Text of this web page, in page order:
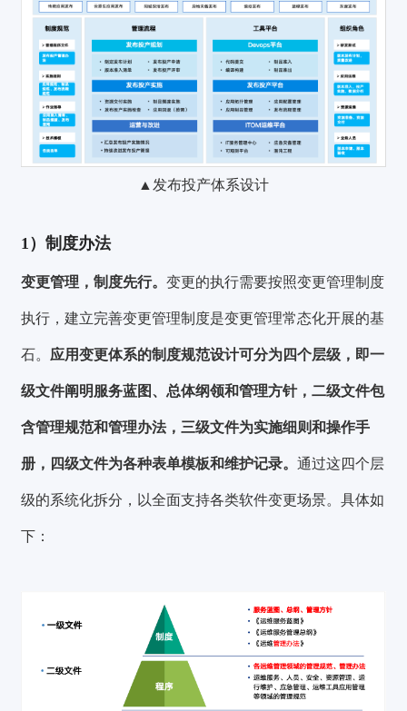
▲发布投产体系设计
1）制度办法
变更管理，制度先行。变更的执行需要按照变更管理制度
执行，建立完善变更管理制度是变更管理常态化开展的基
石。 应用变更体系的制度规范设计可分为四个层级，即一
级文件阐明服务蓝图、总体纲领和管理方针，二级文件包
含管理规范和管理办法，三级文件为实施细则和操作手
册，四级文件为各种表单模板和维护记录。通过这四个层
级的系统化拆分，以全面支持各类软件变更场景。具体如
下：